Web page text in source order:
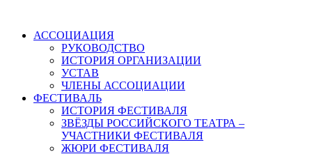
АССОЦИАЦИЯ
РУКОВОДСТВО
ИСТОРИЯ ОРГАНИЗАЦИИ
УСТАВ
ЧЛЕНЫ АССОЦИАЦИИ
ФЕСТИВАЛЬ
ИСТОРИЯ ФЕСТИВАЛЯ
ЗВЁЗДЫ РОССИЙСКОГО ТЕАТРА –
УЧАСТНИКИ ФЕСТИВАЛЯ
ЖЮРИ ФЕСТИВАЛЯ